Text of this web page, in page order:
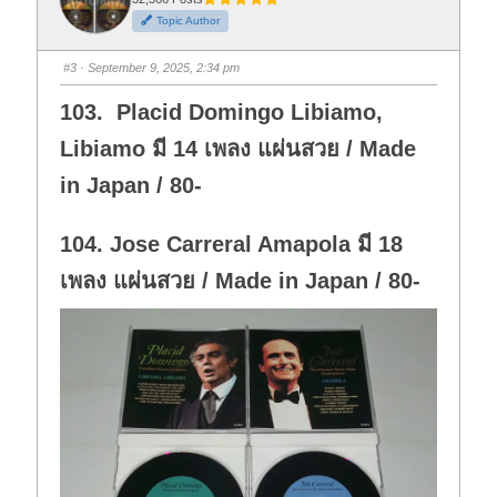
h
u
m
b
d
o
n
.
h
u
m
b
u
p
Topic Author
#3 · September 9, 2025, 2:34 pm
103. Placid Domingo Libiamo,
Libiamo มี 14 เพลง แผ่นสวย / Made
in Japan / 80-
104. Jose Carreral Amapola มี 18
เพลง แผ่นสวย / Made in Japan / 80-